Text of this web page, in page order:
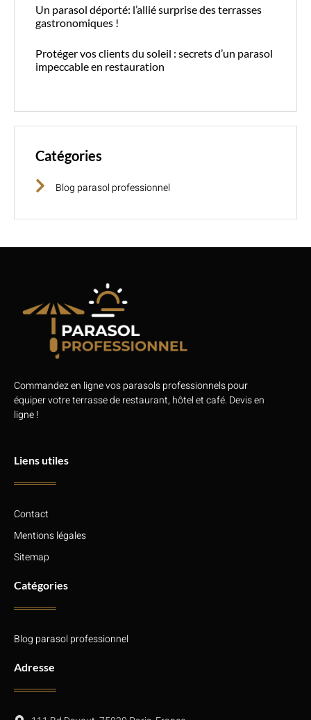
Un parasol déporté: l’allié surprise des terrasses
gastronomiques !
Protéger vos clients du soleil : secrets d’un parasol
impeccable en restauration
Catégories
Blog parasol professionnel
Commandez en ligne vos parasols professionnels pour
équiper votre terrasse de restaurant, hôtel et café. Devis en
ligne !
Liens utiles
Contact
Mentions légales
Sitemap
Catégories
Blog parasol professionnel
Adresse